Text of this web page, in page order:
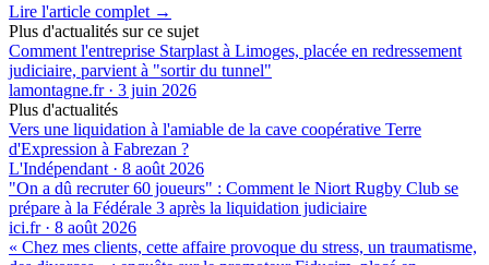
Lire l'article complet →
Plus d'actualités sur ce sujet
Comment l'entreprise Starplast à Limoges, placée en redressement
judiciaire, parvient à "sortir du tunnel"
lamontagne.fr· 3 juin 2026
Plus d'actualités
Vers une liquidation à l'amiable de la cave coopérative Terre
d'Expression à Fabrezan ?
L'Indépendant · 8 août 2026
"On a dû recruter 60 joueurs" : Comment le Niort Rugby Club se
prépare à la Fédérale 3 après la liquidation judiciaire
ici.fr· 8 août 2026
« Chez mes clients, cette affaire provoque du stress, un traumatisme,